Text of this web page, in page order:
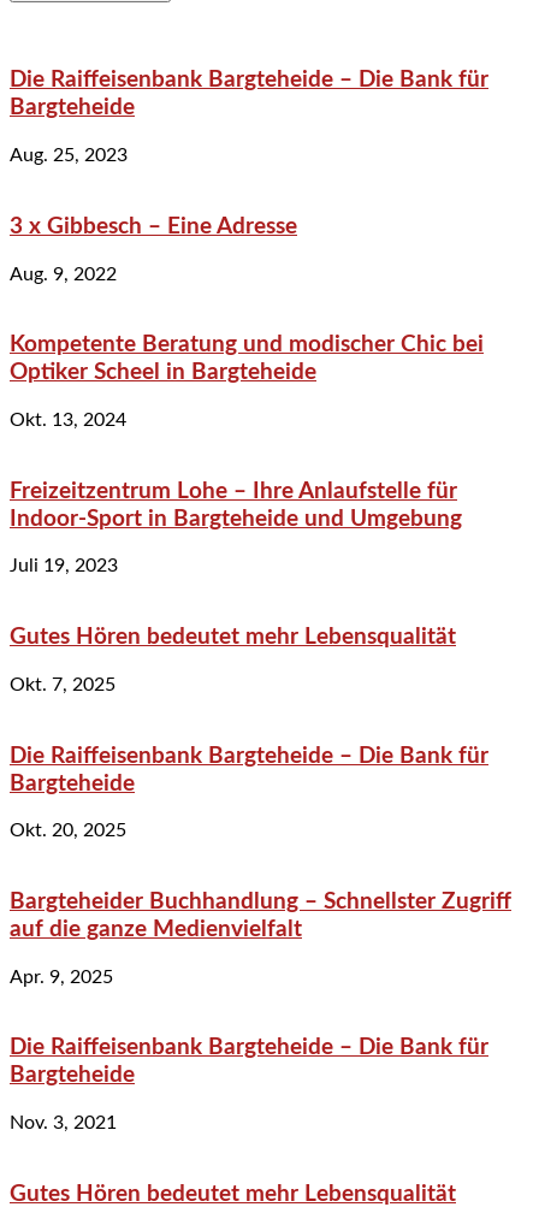
Die Raiffeisenbank Bargteheide – Die Bank für
Bargteheide
Aug. 25, 2023
3 x Gibbesch – Eine Adresse
Aug. 9, 2022
Kompetente Beratung und modischer Chic bei
Optiker Scheel in Bargteheide
Okt. 13, 2024
Freizeitzentrum Lohe – Ihre Anlaufstelle für
Indoor-Sport in Bargteheide und Umgebung
Juli 19, 2023
Gutes Hören bedeutet mehr Lebensqualität
Okt. 7, 2025
Die Raiffeisenbank Bargteheide – Die Bank für
Bargteheide
Okt. 20, 2025
Bargteheider Buchhandlung – Schnellster Zugriff
auf die ganze Medienvielfalt
Apr. 9, 2025
Die Raiffeisenbank Bargteheide – Die Bank für
Bargteheide
Nov. 3, 2021
Gutes Hören bedeutet mehr Lebensqualität